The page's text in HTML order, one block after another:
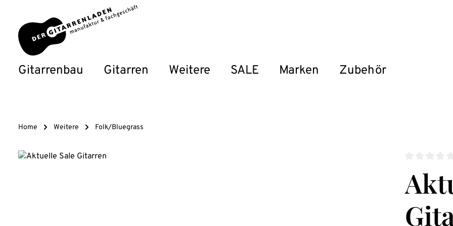
Zur Hauptnavigation springen
Gitarrenbau Gitarren Weitere SALE Marken Zubehör
Home Weitere Folk/Bluegrass
Bildergalerie überspringen